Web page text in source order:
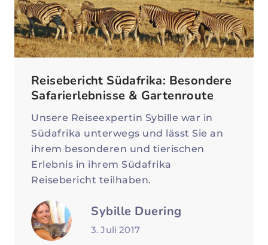
Reisebericht Südafrika: Besondere
Safarierlebnisse & Gartenroute
Unsere Reiseexpertin Sybille war in
Südafrika unterwegs und lässt Sie an
ihrem besonderen und tierischen
Erlebnis in ihrem Südafrika
Reisebericht teilhaben.
Sybille Duering
3. Juli 2017